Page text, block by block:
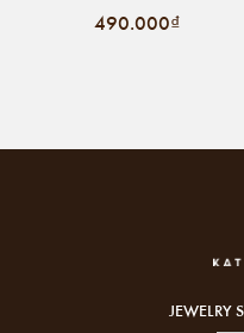
490.000₫
JEWELRY